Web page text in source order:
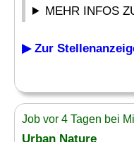
MEHR INFOS
▶ Zur
Job vor 4 Tagen bei
Urban Nature